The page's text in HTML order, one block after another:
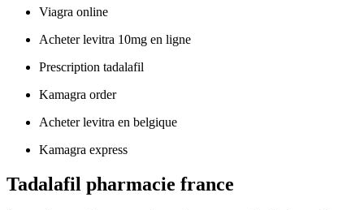
Viagra online
Acheter levitra 10mg en ligne
Prescription tadalafil
Kamagra order
Acheter levitra en belgique
Kamagra express
Tadalafil pharmacie france